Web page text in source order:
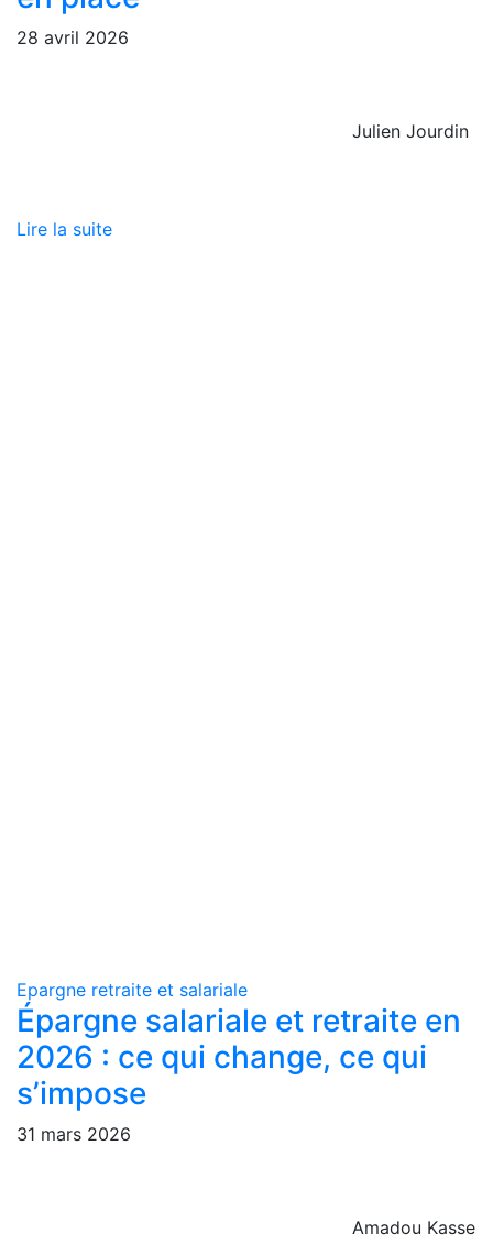
28 avril 2026
Julien Jourdin
Lire la suite
Epargne retraite et salariale
Épargne salariale et retraite en
2026 : ce qui change, ce qui
s’impose
31 mars 2026
Amadou Kasse